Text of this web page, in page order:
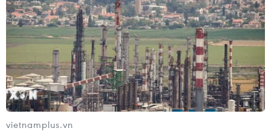
chạy cùng chiều phía trước.
vietnamplus.vn